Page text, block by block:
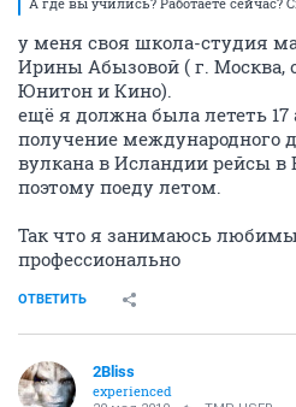
у меня своя школа-студия
Ирины Абызовой ( г. Москва,
Юнитон и Кино).
ещё я должна была лететь
получение международного
вулкана в Исландии рейсы
поэтому поеду летом.
Так что я занимаюсь
профессионально
ОТВЕТИТЬ
2Bliss
experienced